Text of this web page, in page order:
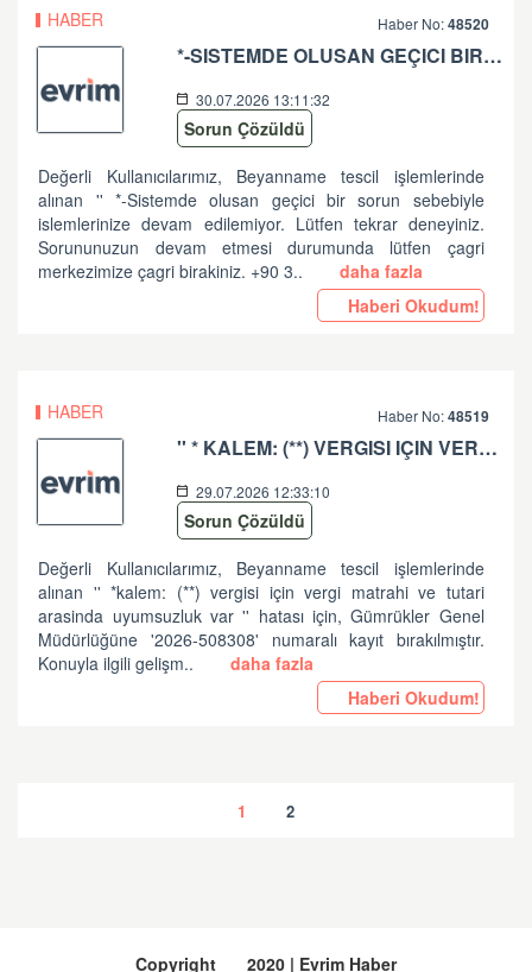
HABER Haber No:48520
*-SISTEMDE OLUSAN GEÇICI BIR SORUN SEBEBIYLE ISLEMLERINIZE DEVAM EDILEMIYOR. LÜTFEN TEKRAR DENEYINIZ. SORUNUNUZUN DEVAM ETMESI DURUMUNDA LÜTFEN ÇAGRI MERKEZIMIZE ÇAGRI BIRAKINIZ. +90 312 444 84 82 '' HATASI HK
30.07.2026 13:11:32
Sorun Çözüldü
Değerli Kullanıcılarımız, Beyanname tescil işlemlerinde
alınan '' *-Sistemde olusan geçici bir sorun sebebiyle
islemlerinize devam edilemiyor. Lütfen tekrar deneyiniz.
Sorununuzun devam etmesi durumunda lütfen çagri
merkezimize çagri birakiniz. +90 3..
daha fazla
Haberi Okudum!
HABER Haber No:48519
'' * KALEM: (**) VERGISI IÇIN VERGI MATRAHI VE TUTARI ARASINDA UYUMSUZLUK VAR '' HATASI HK
29.07.2026 12:33:10
Sorun Çözüldü
Değerli Kullanıcılarımız, Beyanname tescil işlemlerinde
alınan '' *kalem: (**) vergisi için vergi matrahi ve tutari
arasinda uyumsuzluk var '' hatası için, Gümrükler Genel
Müdürlüğüne '2026-508308' numaralı kayıt bırakılmıştır.
Konuyla ilgili gelişm..
daha fazla
Haberi Okudum!
1 2
Copyright 2020 | Evrim Haber